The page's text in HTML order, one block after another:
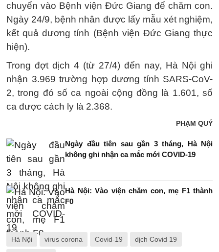
chuyển vào Bệnh viện Đức Giang để chăm con.
Ngày 24/9, bệnh nhân được lấy mẫu xét nghiệm,
kết quả dương tính (Bệnh viện Đức Giang thực
hiện).
Trong đợt dịch 4 (từ 27/4) đến nay, Hà Nội ghi
nhận 3.969 trường hợp dương tính SARS-CoV-
2, trong đó số ca ngoài cộng đồng là 1.601, số
ca được cách ly là 2.368.
PHẠM QUÝ
Ngày đầu tiên sau gần 3 tháng, Hà Nội
không ghi nhận ca mắc mới COVID-19
Hà Nội: Vào viện chăm con, mẹ F1 thành
F0
Hà Nội virus corona Covid-19 dịch Covid 19